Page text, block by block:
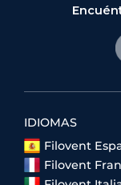
IDIOMAS
Filovent
Filovent